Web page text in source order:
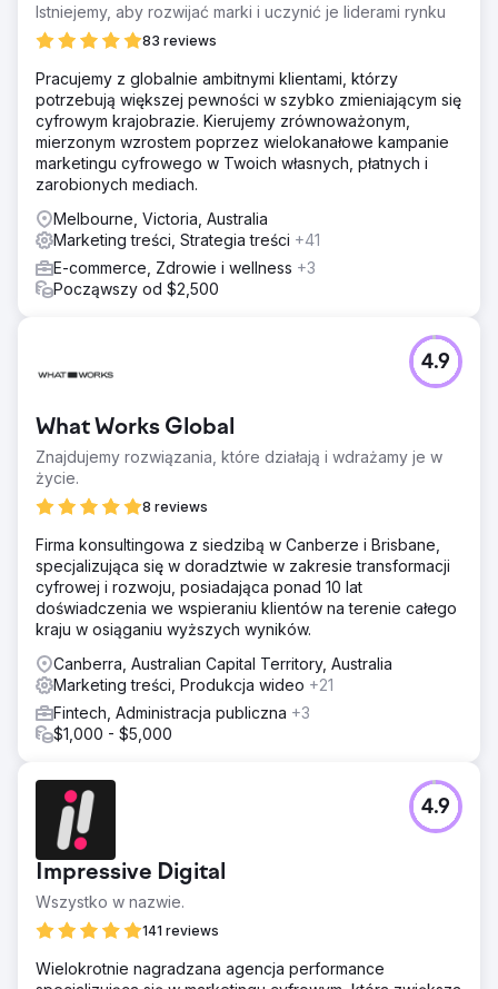
Rozwiązanie
Wystarczyło połączenie unikalnej, ręcznie pisanej treści
bezpośredniego kontaktu z innymi stronami
internetowymi, które były wysoko w wynikach
wyszukiwania dla kluczowych słów kluczowych. Żadnych
sekretnych sztuczek na stronie, tylko podstawy sukcesu
SEO.
W ciągu pierwszych 3 miesięcy przenieśliśmy to miejsce
na przyjęcie urodzinowe z fraz kluczowych związanych z
marką i z piątej strony wyników wyszukiwania na
pierwszą stronę SERP-ów dla hasła „miejsce na przyjęcie
stając się dominującym wyszukiwaniem dla wszystkich,
którzy szukają informacji o przyjęciach dla dzieci.
Przejdź do strony agencji
Istniejemy, aby rozwijać marki i uczynić je liderami rynku
83 reviews
Pracujemy z globalnie ambitnymi klientami, którzy
potrzebują większej pewności w szybko zmieniającym się
cyfrowym krajobrazie. Kierujemy zrównoważonym,
mierzonym wzrostem poprzez wielokanałowe kampanie
marketingu cyfrowego w Twoich własnych, płatnych i
zarobionych mediach.
Melbourne, Victoria, Australia
Marketing treści, Strategia treści +41
E-commerce, Zdrowie i wellness +3
Począwszy od $2,500
What Works Global
Znajdujemy rozwiązania, które działają i wdrażamy je w
życie.
8 reviews
4.9
Firma konsultingowa z siedzibą w Canberze i Brisbane,
specjalizująca się w doradztwie w zakresie transformacji
cyfrowej i rozwoju, posiadająca ponad 10 lat
doświadczenia we wspieraniu klientów na terenie całego
kraju w osiąganiu wyższych wyników.
Canberra, Australian Capital Territory, Australia
Marketing treści, Produkcja wideo +21
Fintech, Administracja publiczna +3
$1,000 - $5,000
Impressive Digital
Wszystko w nazwie.
141 reviews
4.9
Wielokrotnie nagradzana agencja performance